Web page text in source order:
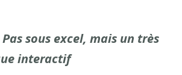
Pas sous excel, mais un très
interactif